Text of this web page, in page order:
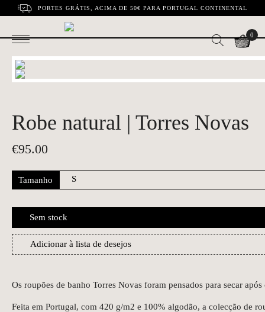
PORTES GRÁTIS, ACIMA DE 50€ PARA PORTUGAL CONTINENTAL
0
Robe natural | Torres Novas
€95.00
Tamanho
Sem stock
Adicionar à lista de desejos
Os roupões de banho Torres Novas foram pensados para secar
Feita em Portugal, com 420 g/m2 e 100% algodão, a colecção de